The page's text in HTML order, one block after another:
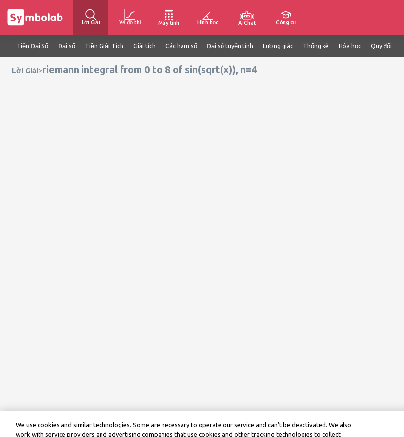
Lời Giải Vẽ đồ thị Máy tính Hình học AI Chat Công cụ
Tiền Đại Số Đại số Tiền Giải Tích Giải tích Các hàm số Đại số tuyến tính Lượng giác Thống kê Hóa học Quy đổi
Lời Giải>riemann integral from 0 to 8 of sin(sqrt(x)), n=4
We use cookies and similar technologies. Some are necessary to operate our service and can’t be deactivated. We also
work with service providers and advertising companies that use cookies and other tracking technologies to collect